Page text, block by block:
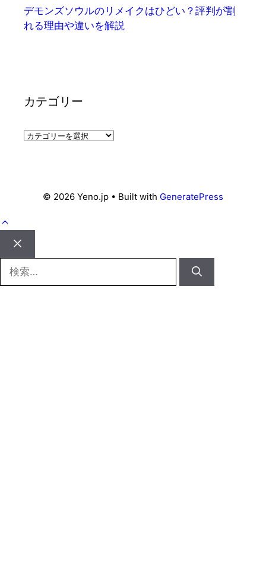
デモンズソウルのリメイクはひどい？評判が割
れる理由や違いを解説
カテゴリー
カ
© 2026 Yeno.jp • Built with GeneratePress
Close
索: